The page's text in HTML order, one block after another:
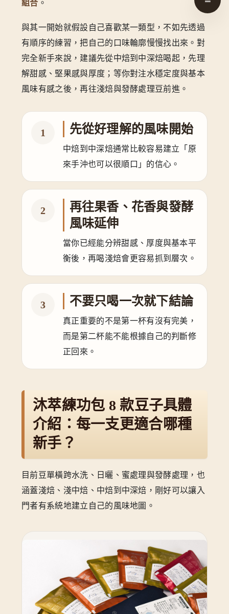
組合 。
與其一開始就假設自己喜歡某一類型，不如先透過
有順序的練習，把自己的口味輪廓慢慢找出來。對
完全新手來說，建議先從中焙到中深焙喝起，先理
解甜感、堅果感與厚度；等你對注水穩定度與基本
風味有感之後，再往淺焙與發酵處理豆前進。
1 先從好理解的風味開始
中焙到中深焙通常比較容易建立「原
來手沖也可以很順口」的信心。
2
再往果香、花香與發酵
風味延伸
當你已經能分辨甜感、厚度與基本平
衡後，再喝淺焙會更容易抓到層次。
3 不要只喝一次就下結論
真正重要的不是第一杯有沒有完美，
而是第二杯能不能根據自己的判斷修
正回來。
沐萃練功包 8 款豆子具體
介紹：每一支更適合哪種
新手？
目前豆單橫跨水洗、日曬、蜜處理與發酵處理，也
涵蓋淺焙、淺中焙、中焙到中深焙，剛好可以讓入
門者有系統地建立自己的風味地圖。